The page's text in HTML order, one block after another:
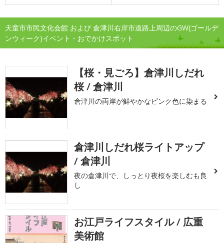
天童市市民文化会館 および 倉津川右岸市道路上周辺のGW(ゴールデ
ンウィーク)イベント・おでかけスポット
【桜・見ごろ】倉津川しだれ
桜 / 倉津川
倉津川の両岸が鮮やかなピンク色に染まる
倉津川しだれ桜ライトアップ
/ 倉津川
夜の倉津川で、しっとり夜桜を楽しむも良
し
お江戸ライフスタイル / 広重
美術館